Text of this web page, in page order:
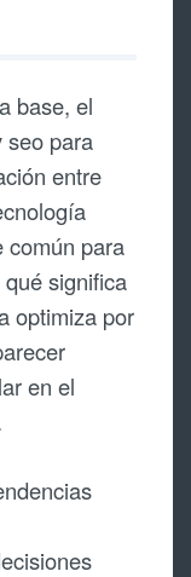
base, el
seo para
entre
común para
significa
optimiza por
en el